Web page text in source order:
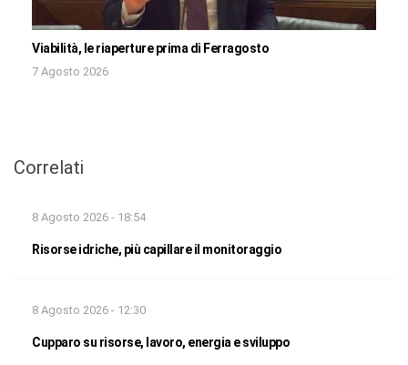
Viabilità, le riaperture prima di Ferragosto
7 Agosto 2026
Correlati
8 Agosto 2026 - 18:54
Risorse idriche, più capillare il monitoraggio
8 Agosto 2026 - 12:30
Cupparo su risorse, lavoro, energia e sviluppo